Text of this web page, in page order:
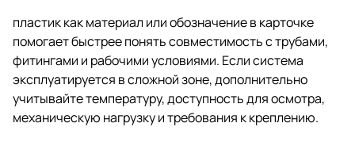
пластик как материал или обозначение в карточке
помогает быстрее понять совместимость с трубами,
фитингами и рабочими условиями. Если система
эксплуатируется в сложной зоне, дополнительно
учитывайте температуру, доступность для осмотра,
механическую нагрузку и требования к креплению.